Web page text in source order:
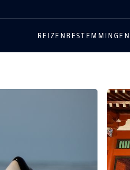
REIZEN BESTEMMINGEN